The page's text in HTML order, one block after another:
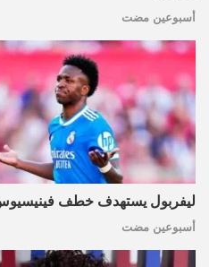
أسبوعين مضت
ليفربول يستهدف خطف
أسبوعين مضت